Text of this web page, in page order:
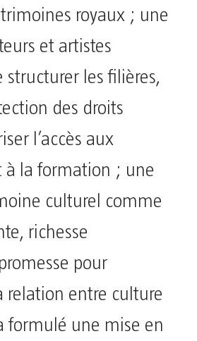
royaux ; une
et artistes
structurer les filières,
des droits
l’accès aux
à la formation ; une
culturel comme
richesse
pour
relation entre culture
formulé une mise en